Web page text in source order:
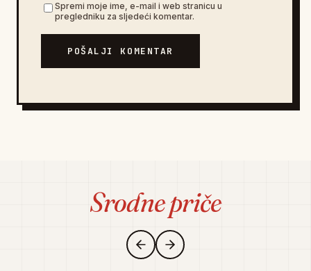
Spremi moje ime, e-mail i web stranicu u
pregledniku za sljedeći komentar.
POŠALJI KOMENTAR
Srodne priče